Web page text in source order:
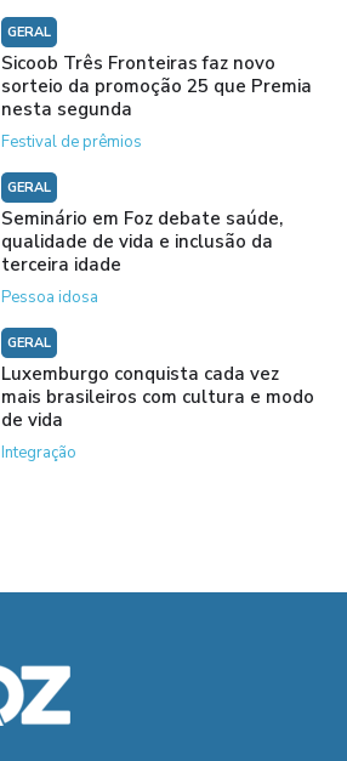
GERAL
Sicoob Três Fronteiras faz novo
sorteio da promoção 25 que Premia
nesta segunda
Festival de prêmios
GERAL
Seminário em Foz debate saúde,
qualidade de vida e inclusão da
terceira idade
Pessoa idosa
GERAL
Luxemburgo conquista cada vez
mais brasileiros com cultura e modo
de vida
Integração